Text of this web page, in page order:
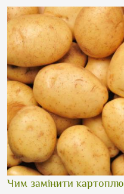
Чим замінити картоплю